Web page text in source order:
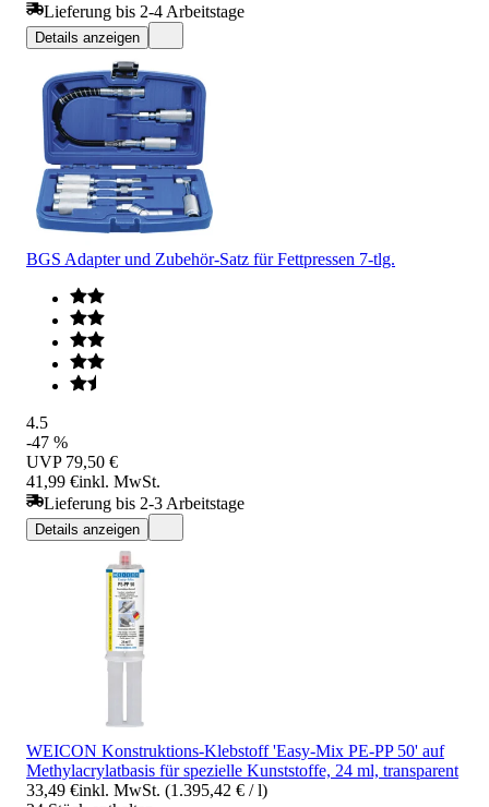
Lieferung bis 2-4 Arbeitstage
Details anzeigen
BGS Adapter und Zubehör-Satz für Fettpressen 7-tlg.
4.5
-47 %
UVP 79,50 €
41,99 €inkl. MwSt.
Lieferung bis 2-3 Arbeitstage
Details anzeigen
WEICON Konstruktions-Klebstoff 'Easy-Mix PE-PP 50' auf
Methylacrylatbasis für spezielle Kunststoffe, 24 ml, transparent
33,49 €inkl. MwSt. (1.395,42 € / l)